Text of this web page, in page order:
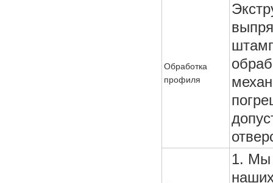
Обработка
профиля
1. Мы